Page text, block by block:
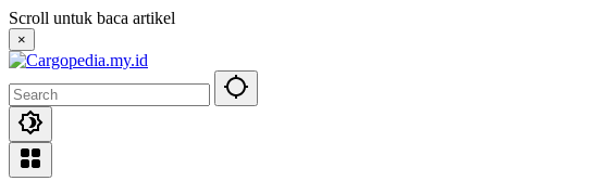
Skip
to
content
Scroll untuk baca artikel
×